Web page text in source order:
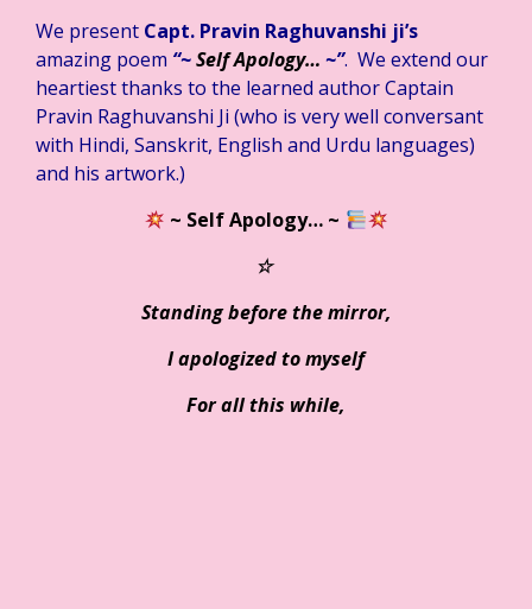
We present Capt. Pravin Raghuvanshi ji’s
amazing poem “~Self Apology… ~”. We extend our
heartiest thanks to the learned author Captain
Pravin Raghuvanshi Ji (who is very well conversant
with Hindi, Sanskrit, English and Urdu languages)
and his artwork.)
~ Self Apology… ~
☆
Standing before the mirror,
I apologized to myself
For all this while,